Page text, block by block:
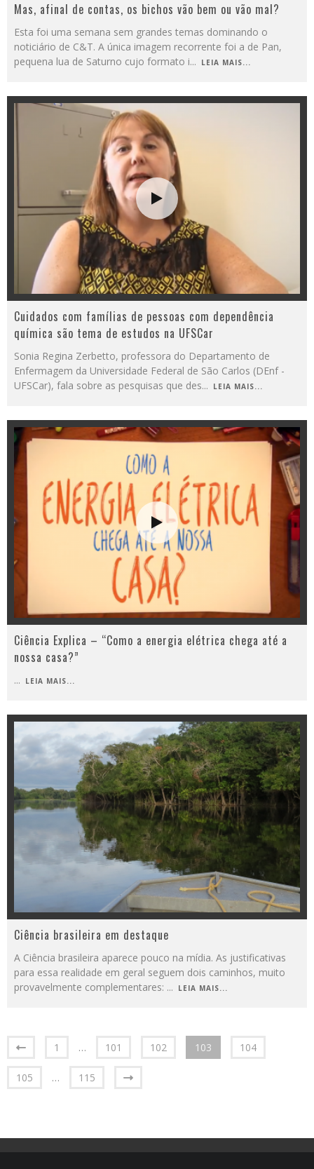
Mas, afinal de contas, os bichos vão bem ou vão mal?
Esta foi uma semana sem grandes temas dominando o
noticiário de C&T. A única imagem recorrente foi a de Pan,
pequena lua de Saturno cujo formato i... LEIA MAIS...
Cuidados com famílias de pessoas com dependência
química são tema de estudos na UFSCar
Sonia Regina Zerbetto, professora do Departamento de
Enfermagem da Universidade Federal de São Carlos (DEnf -
UFSCar), fala sobre as pesquisas que des... LEIA MAIS...
Ciência Explica – “Como a energia elétrica chega até a
nossa casa?”
... LEIA MAIS...
Ciência brasileira em destaque
A Ciência brasileira aparece pouco na mídia. As justificativas
para essa realidade em geral seguem dois caminhos, muito
provavelmente complementares: ... LEIA MAIS...
1 … 101 102 103 104
105 … 115